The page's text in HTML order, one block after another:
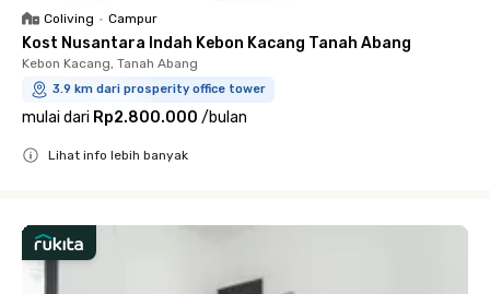
Coliving • Campur
Kost Nusantara Indah Kebon Kacang Tanah Abang
Kebon Kacang, Tanah Abang
3.9 km dari prosperity office tower
mulai dari Rp2.800.000 /bulan
Lihat info lebih banyak